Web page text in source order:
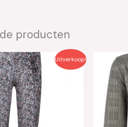
producten
Uitverkoop!